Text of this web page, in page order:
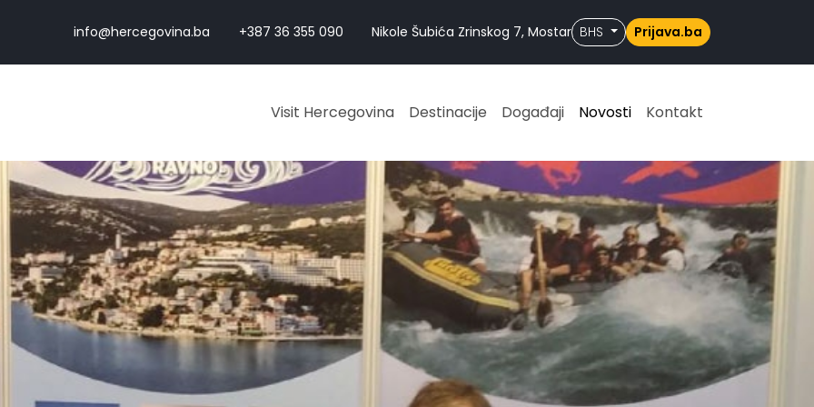
info@hercegovina.ba +387 36 355 090 Nikole Šubića Zrinskog 7, Mostar BHS Prijava.ba
Visit Hercegovina Destinacije Događaji Novosti Kontakt